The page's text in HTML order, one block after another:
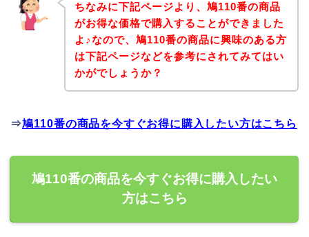
ちなみに下記ページより、鳩110番の商品
がお得な価格で購入することができました
よ♪なので、鳩110番の商品に興味のある方
は下記ページなどを参考にされてみてはい
かがでしょうか？
⇒鳩110番の商品を今すぐお得に購入したい方はこちら
鳩110番の商品を今すぐお得に購入したい
方はこちら